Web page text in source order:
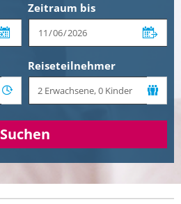
Zeitraum bis
Reiseteilnehmer
Suchen